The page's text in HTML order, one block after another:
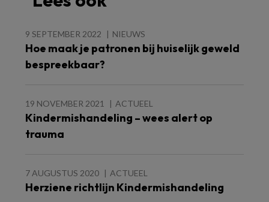
9 SEPTEMBER 2022 NIEUWS
Hoe maak je patronen bij huiselijk geweld
bespreekbaar?
19 NOVEMBER 2021 ACTUEEL
Kindermishandeling – wees alert op
trauma
7 AUGUSTUS 2020 ACTUEEL
Herziene richtlijn Kindermishandeling